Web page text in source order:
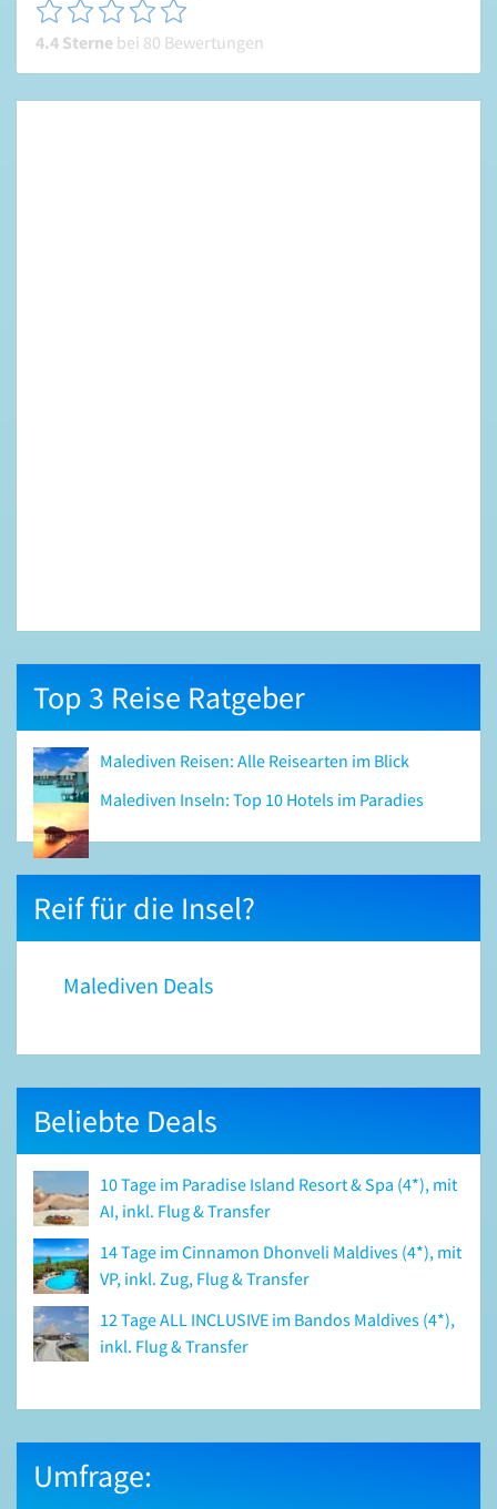
4.4 Sterne bei 80 Bewertungen
Top 3 Reise Ratgeber
Malediven Reisen: Alle Reisearten im Blick
Malediven Inseln: Top 10 Hotels im Paradies
Reif für die Insel?
Malediven Deals
Beliebte Deals
10 Tage im Paradise Island Resort & Spa (4*), mit
AI, inkl. Flug & Transfer
14 Tage im Cinnamon Dhonveli Maldives (4*), mit
VP, inkl. Zug, Flug & Transfer
12 Tage ALL INCLUSIVE im Bandos Maldives (4*),
inkl. Flug & Transfer
Umfrage: